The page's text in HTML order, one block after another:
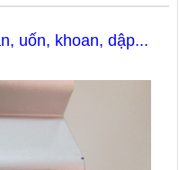
uốn, khoan, dập...